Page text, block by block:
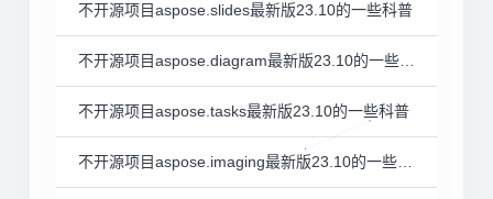
不开源项目aspose.slides最新版23.10的一些科普
不开源项目aspose.diagram最新版23.10的一些科普
不开源项目aspose.tasks最新版23.10的一些科普
不开源项目aspose.imaging最新版23.10的一些科普